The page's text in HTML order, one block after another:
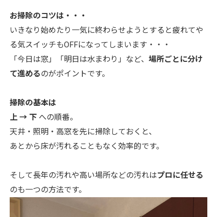
お掃除のコツは・・・
いきなり始めたり一気に終わらせようとすると疲れてや
る気スイッチもOFFになってしまいます・・・
「今日は窓」「明日は水まわり」など、 場所ごとに分け
て進めるのがポイントです。
掃除の基本は
上 → 下 への順番。
天井・照明・高窓を先に掃除しておくと、
あとから床が汚れることもなく効率的です。
そして長年の汚れや高い場所などの汚れはプロに任せる
のも一つの方法です。